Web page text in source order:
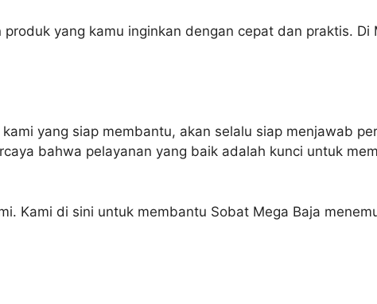
yang kamu inginkan dengan cepat dan praktis. Di
yang siap membantu, akan selalu siap menjawab
bahwa pelayanan yang baik adalah kunci untuk
Kami di sini untuk membantu Sobat Mega Baja